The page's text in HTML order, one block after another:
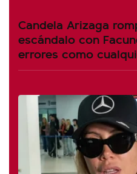
Candela Arizaga
escándalo con
errores como